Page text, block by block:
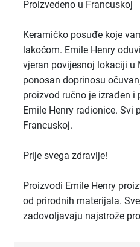
Proizvedeno u Francuskoj
Keramičko posuđe koje
lakoćom. Emile Henry
vjeran povijesnoj lokaciji u
ponosan doprinosu
proizvod ručno je izrađen
Emile Henry radionice. Svi
Francuskoj.
Prije svega zdravlje!
Proizvodi Emile Henry
od prirodnih materijala.
zadovoljavaju najstrože